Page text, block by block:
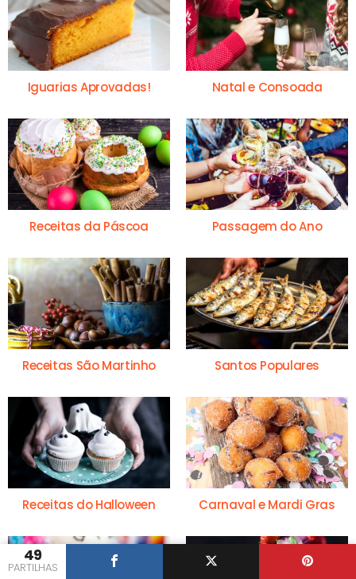
49
PARTILHAS
Iguarias Aprovadas! Natal e Consoada
Receitas da Páscoa Passagem do Ano
Receitas São Martinho Santos Populares
Receitas do Halloween Carnaval e Mardi Gras